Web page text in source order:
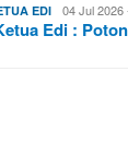
EDI 04 Jul 2026
Edi :